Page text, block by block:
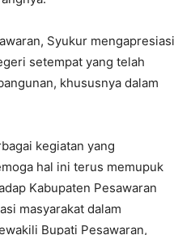
Syukur mengapresiasi
setempat yang telah
khususnya dalam
kegiatan yang
hal ini terus memupuk
Kabupaten Pesawaran
masyarakat dalam
Bupati Pesawaran,